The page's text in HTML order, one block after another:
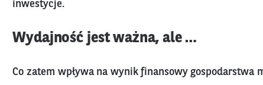
inwestycje.
Wydajność jest ważna, ale …
Co zatem wpływa na wynik finansowy gospodarstwa